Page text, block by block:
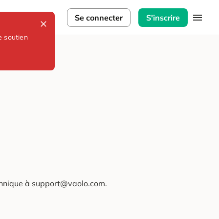
soutien
Se connecter S'inscrire
à support@vaolo.com.